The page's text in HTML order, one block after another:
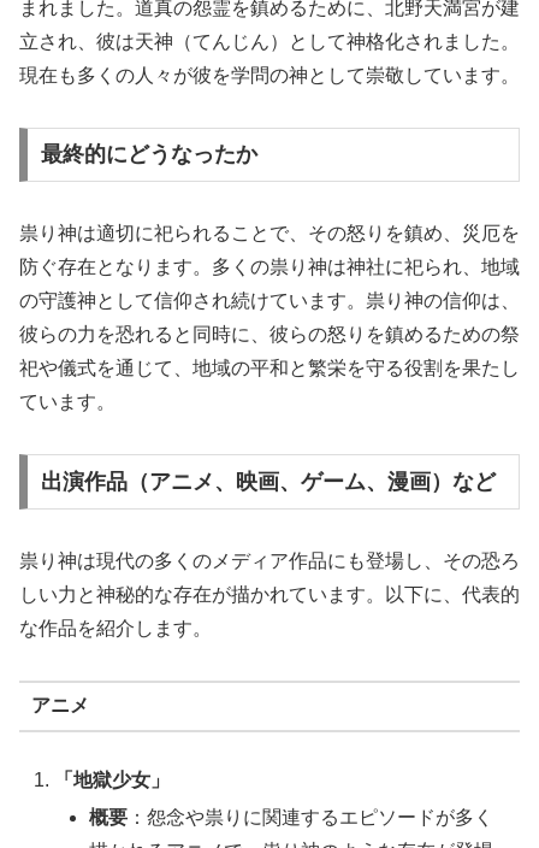
まれました。道真の怨霊を鎮めるために、北野天満宮が建
立され、彼は天神（てんじん）として神格化されました。
現在も多くの人々が彼を学問の神として崇敬しています。
最終的にどうなったか
祟り神は適切に祀られることで、その怒りを鎮め、災厄を
防ぐ存在となります。多くの祟り神は神社に祀られ、地域
の守護神として信仰され続けています。祟り神の信仰は、
彼らの力を恐れると同時に、彼らの怒りを鎮めるための祭
祀や儀式を通じて、地域の平和と繁栄を守る役割を果たし
ています。
出演作品（アニメ、映画、ゲーム、漫画）など
祟り神は現代の多くのメディア作品にも登場し、その恐ろ
しい力と神秘的な存在が描かれています。以下に、代表的
な作品を紹介します。
アニメ
「地獄少女」
概要 ：怨念や祟りに関連するエピソードが多く